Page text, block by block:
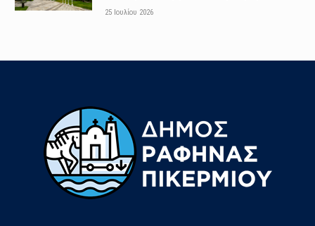
25 Ιουλίου 2026